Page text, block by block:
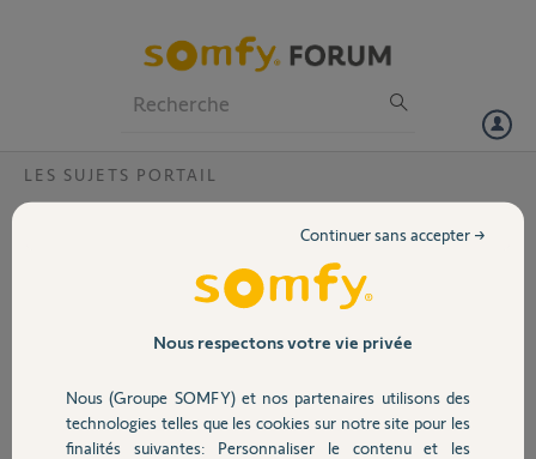
Volet
Sécurité
LES SUJETS PORTAIL
entrainement bras evolia 400
le moteur n'entraine plus le bras, le bras est complètement libre, par
contre le moteur est audible et semble fonctionner correctement.
comment répare-t-on? merci
il y a environ 12 ans
Participer au fil de discussion
Nous respectons votre vie privée
Nous (Groupe SOMFY) et nos partenaires utilisons des
technologies telles que les cookies sur notre site pour les
finalités suivantes: Personnaliser le contenu et les
Continuer sans accepter →